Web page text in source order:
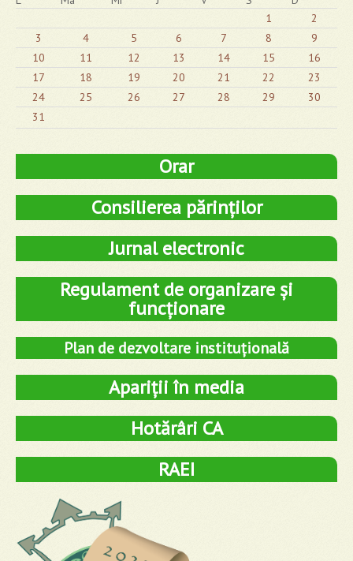
1
2
3
4 5 6 7 8
9
10
11 12 13 14 15
16
17
18 19 20 21 22
23
24
25 26 27 28 29
30
31
Orar
Consilierea părinților
Jurnal electronic
Regulament de organizare și
funcționare
Plan de dezvoltare instituțională
Apariții în media
Hotărâri CA
RAEI